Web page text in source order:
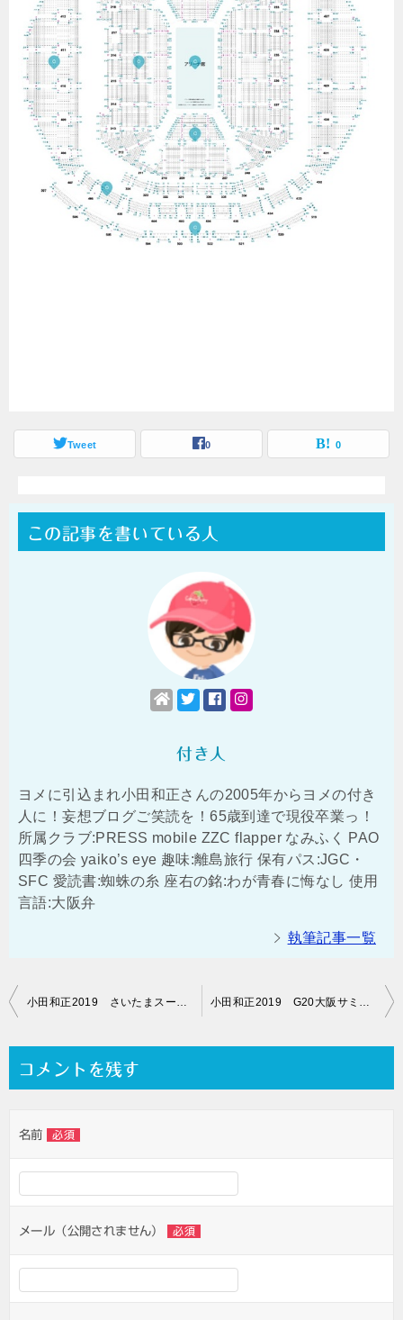
Tweet 0 0
この記事を書いている人
付き人
ヨメに引込まれ小田和正さんの2005年からヨメの付き
人に！妄想ブログご笑読を！65歳到達で現役卒業っ！
所属クラブ:PRESS mobile ZZC flapper なみふく PAO
四季の会 yaiko’s eye 趣味:離島旅行 保有パス:JGC・
SFC 愛読書:蜘蛛の糸 座右の銘:わが青春に悔なし 使用
言語:大阪弁
執筆記事一覧
投
ビ
ー
シ
ョ
ン
小田和正2019 さいたまスーパーアリーナ公演のチケット代金支払っ！ 小田和正2019 G20大阪サミットの影響で小田さんのSSA公演の・・・
コメントを残す
名前 必須
メール（公開されません） 必須